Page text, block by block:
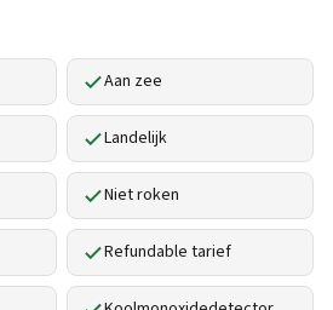
Aan zee
Landelijk
Niet roken
Refundable tarief